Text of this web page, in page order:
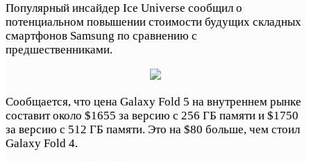
Популярный инсайдер Ice Universe сообщил о
потенциальном повышении стоимости будущих складных
смартфонов Samsung по сравнению с
предшественниками.
Сообщается, что цена Galaxy Fold 5 на внутреннем рынке
составит около $1655 за версию с 256 ГБ памяти и $1750
за версию с 512 ГБ памяти. Это на $80 больше, чем стоил
Galaxy Fold 4.